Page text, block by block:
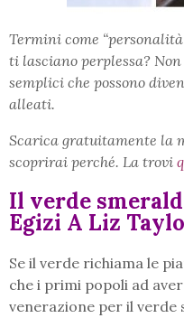
Termini come
ti lasciano perplessa?
semplici che possono
alleati.
Scarica gratuitamente la
scoprirai perché. La trovi
Il verde
Egizi A Liz
Se il verde richiama le
che i primi popoli ad
venerazione per il verde